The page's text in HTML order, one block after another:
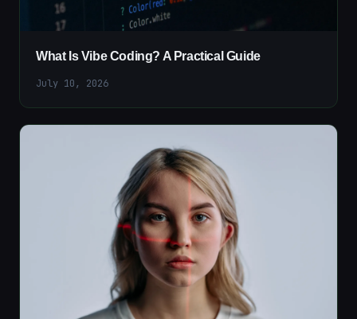
What Is Vibe Coding? A Practical Guide
July 10, 2026